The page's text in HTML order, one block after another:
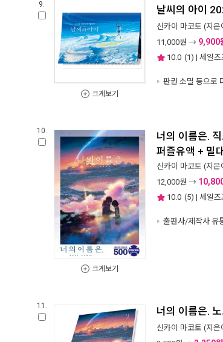
9.
크게보기
날씨의 아이
신카이 마코토 (지은
11,000원 → 9,900
10.0 (1) | 세일즈
판권 소멸 등으로
10.
크게보기
너의 이름은.
퍼즐유액 + 밀
신카이 마코토 (지은
12,000원 →
10.0 (5) | 세일즈
출판사/제작사 유
11. 너의 이름은. 노
신카이 마코토 (지은